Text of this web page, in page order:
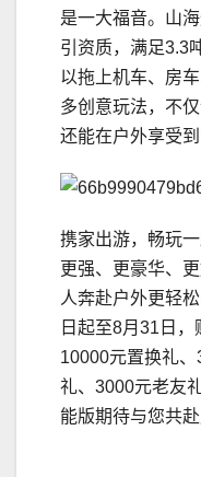
是一大福音。山
引资质，满足3.3
以拖上机车、房
多创意玩法，不
还能在户外享受
携家出游，畅玩一
更强、更豪华、
人奔赴户外更轻
日起至8月31日
10000元置换礼
礼、3000元老友
能版期待与您共